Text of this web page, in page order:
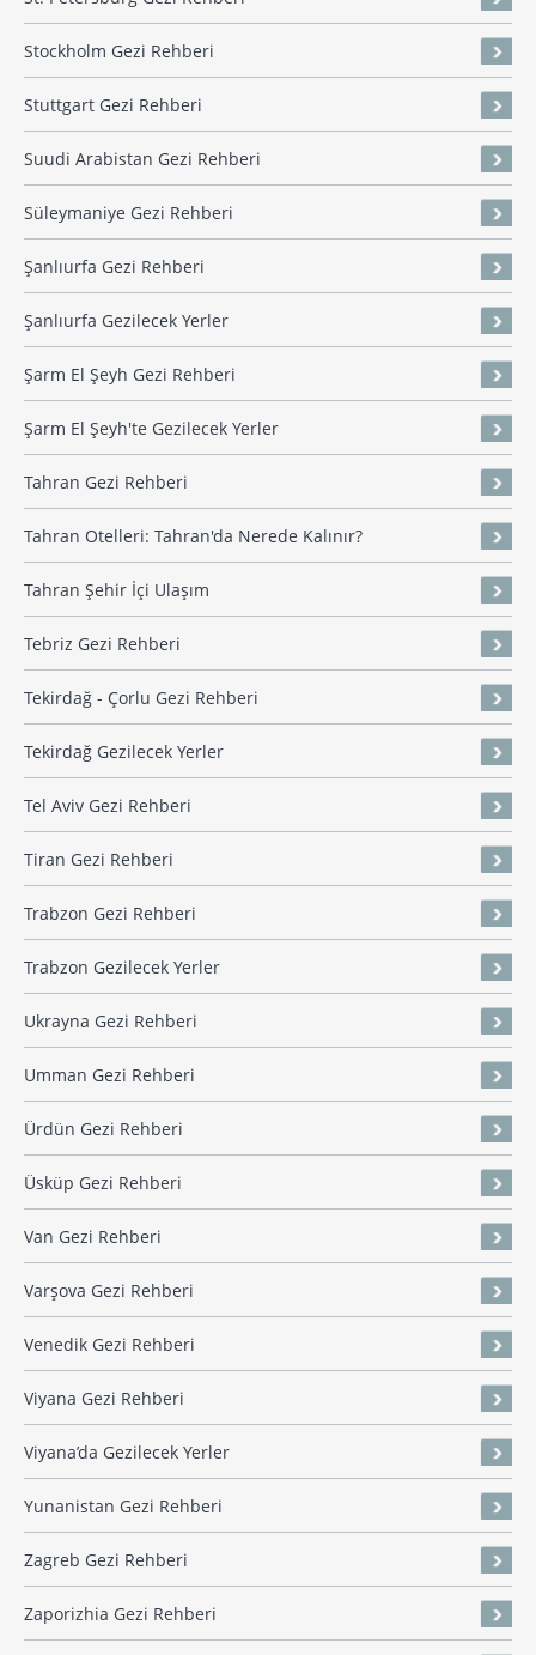
Stockholm Gezi Rehberi
Stuttgart Gezi Rehberi
Suudi Arabistan Gezi Rehberi
Süleymaniye Gezi Rehberi
Şanlıurfa Gezi Rehberi
Şanlıurfa Gezilecek Yerler
Şarm El Şeyh Gezi Rehberi
Şarm El Şeyh'te Gezilecek Yerler
Tahran Gezi Rehberi
Tahran Otelleri: Tahran'da Nerede Kalınır?
Tahran Şehir İçi Ulaşım
Tebriz Gezi Rehberi
Tekirdağ - Çorlu Gezi Rehberi
Tekirdağ Gezilecek Yerler
Tel Aviv Gezi Rehberi
Tiran Gezi Rehberi
Trabzon Gezi Rehberi
Trabzon Gezilecek Yerler
Ukrayna Gezi Rehberi
Umman Gezi Rehberi
Ürdün Gezi Rehberi
Üsküp Gezi Rehberi
Van Gezi Rehberi
Varşova Gezi Rehberi
Venedik Gezi Rehberi
Viyana Gezi Rehberi
Viyana’da Gezilecek Yerler
Yunanistan Gezi Rehberi
Zagreb Gezi Rehberi
Zaporizhia Gezi Rehberi